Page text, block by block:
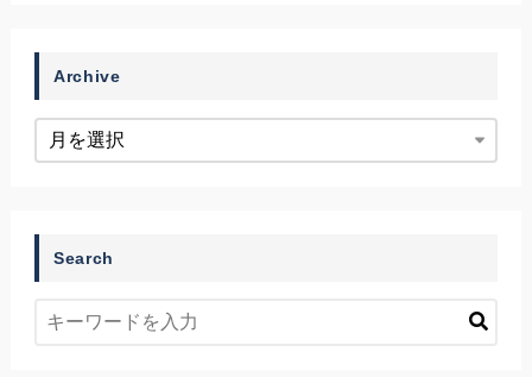
Archive
Search